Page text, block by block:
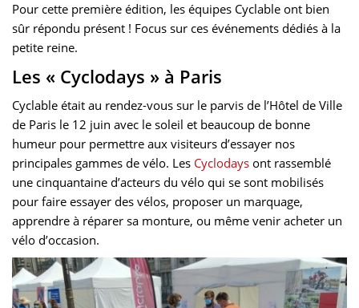
Pour cette première édition, les équipes Cyclable ont bien
sûr répondu présent ! Focus sur ces événements dédiés à la
petite reine.
Les « Cyclodays » à Paris
Cyclable était au rendez-vous sur le parvis de l’Hôtel de Ville
de Paris le 12 juin avec le soleil et beaucoup de bonne
humeur pour permettre aux visiteurs d’essayer nos
principales gammes de vélo. Les Cyclodays ont rassemblé
une cinquantaine d’acteurs du vélo qui se sont mobilisés
pour faire essayer des vélos, proposer un marquage,
apprendre à réparer sa monture, ou même venir acheter un
vélo d’occasion.